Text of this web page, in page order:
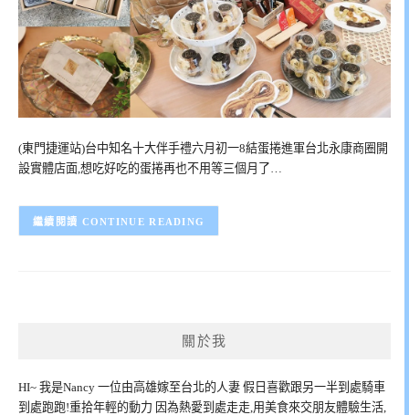
(東門捷運站)台中知名十大伴手禮六月初一8結蛋捲進軍台北永康商圈開
設實體店面,想吃好吃的蛋捲再也不用等三個月了…
CONTINUE READING
關於我
HI~ 我是Nancy 一位由高雄嫁至台北的人妻 假日喜歡跟另一半到處騎車
到處跑跑!重拾年輕的動力 因為熱愛到處走走,用美食來交朋友體驗生活,